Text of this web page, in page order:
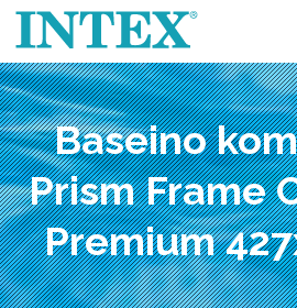
Baseino
Prism Frame
Premium